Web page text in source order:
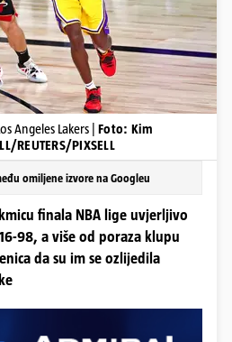
Angeles Lakers | Foto: Kim
REUTERS/PIXSELL
omiljene izvore na Googleu
finala NBA lige uvjerljivo
98, a više od poraza klupu
da su im se ozlijedila